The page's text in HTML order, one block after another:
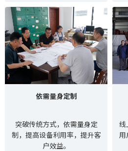
依需量身定制
突破传统方式，依需量身定
制，提高设备利用率，提升客
户效益。
线
用